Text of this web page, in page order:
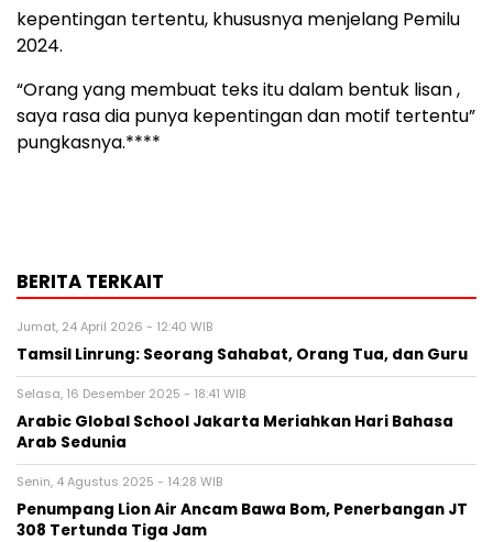
kepentingan tertentu, khususnya menjelang Pemilu
2024.
“Orang yang membuat teks itu dalam bentuk lisan ,
saya rasa dia punya kepentingan dan motif tertentu”
pungkasnya.****
BERITA TERKAIT
Jumat, 24 April 2026 - 12:40 WIB
Tamsil Linrung: Seorang Sahabat, Orang Tua, dan Guru
Selasa, 16 Desember 2025 - 18:41 WIB
Arabic Global School Jakarta Meriahkan Hari Bahasa
Arab Sedunia
Senin, 4 Agustus 2025 - 14:28 WIB
Penumpang Lion Air Ancam Bawa Bom, Penerbangan JT
308 Tertunda Tiga Jam